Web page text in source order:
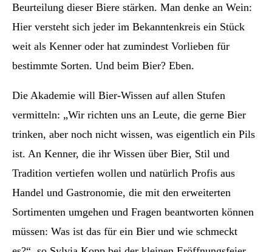
Beurteilung dieser Biere stärken. Man denke an Wein:
Hier versteht sich jeder im Bekanntenkreis ein Stück
weit als Kenner oder hat zumindest Vorlieben für
bestimmte Sorten. Und beim Bier? Eben.
Die Akademie will Bier-Wissen auf allen Stufen
vermitteln: „Wir richten uns an Leute, die gerne Bier
trinken, aber noch nicht wissen, was eigentlich ein Pils
ist. An Kenner, die ihr Wissen über Bier, Stil und
Tradition vertiefen wollen und natürlich Profis aus
Handel und Gastronomie, die mit den erweiterten
Sortimenten umgehen und Fragen beantworten können
müssen: Was ist das für ein Bier und wie schmeckt